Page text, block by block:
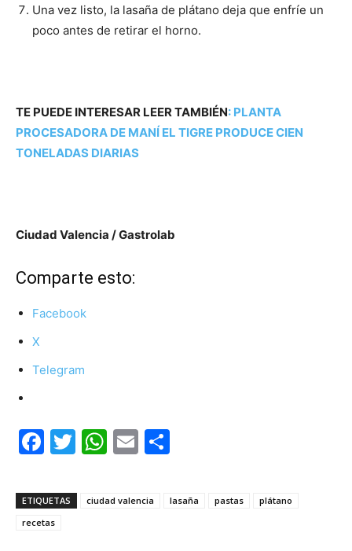
Una vez listo, la lasaña de plátano deja que enfríe un
poco antes de retirar el horno.
TE PUEDE INTERESAR LEER TAMBIÉN: PLANTA
PROCESADORA DE MANÍ EL TIGRE PRODUCE CIEN
TONELADAS DIARIAS
Ciudad Valencia / Gastrolab
Comparte esto:
Facebook
X
Telegram
F
c
e
T
itt
er
W
at
E
ai m
ETIQUETAS ciudad valencia lasaña pastas
plátano
recetas